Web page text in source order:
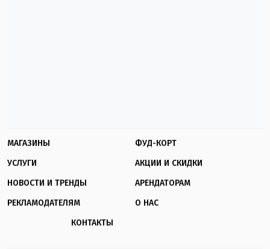
МАГАЗИНЫ
ФУД-КОРТ
УСЛУГИ
АКЦИИ И СКИДКИ
НОВОСТИ И ТРЕНДЫ
АРЕНДАТОРАМ
РЕКЛАМОДАТЕЛЯМ
О НАС
КОНТАКТЫ